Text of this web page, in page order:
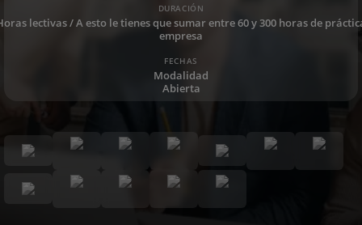
DURACIÓN
lectivas / A esto le tienes que sumar entre 60 y 300 horas de
empresa
FECHAS
Modalidad
Abierta